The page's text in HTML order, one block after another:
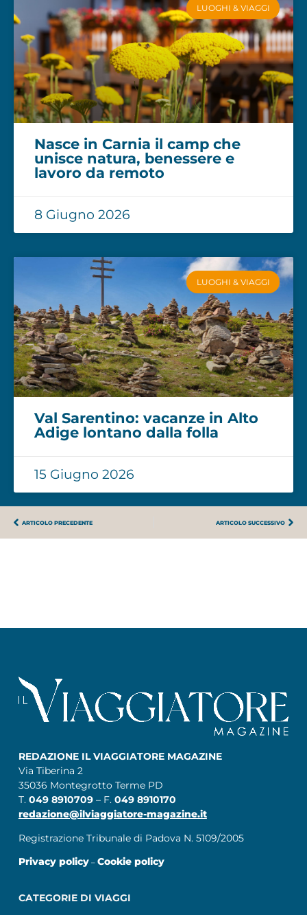
LUOGHI & VIAGGI
Nasce in Carnia il camp che
unisce natura, benessere e
lavoro da remoto
8 Giugno 2026
LUOGHI & VIAGGI
Val Sarentino: vacanze in Alto
Adige lontano dalla folla
15 Giugno 2026
ARTICOLO PRECEDENTE ARTICOLO SUCCESSIVO
REDAZIONE IL VIAGGIATORE MAGAZINE
Via Tiberina 2
35036 Montegrotto Terme PD
T. 049 8910709 – F. 049 8910170
redazione@ilviaggiatore-magazine.it
Registrazione Tribunale di Padova N. 5109/2005
Privacy policy– Cookie policy
CATEGORIE DI VIAGGI